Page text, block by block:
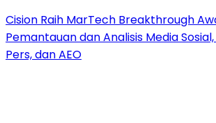
Cision Raih MarTech Breakthrough
Pemantauan dan Analisis Media
Pers, dan AEO